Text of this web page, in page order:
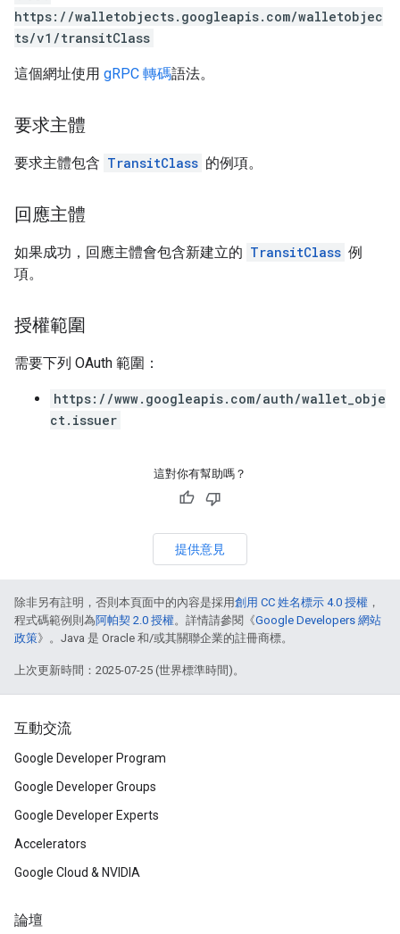
https://walletobjects.googleapis.com/walletobjec
ts/v1/transitClass
這個網址使用 gRPC 轉碼語法。
要求主體
要求主體包含 TransitClass 的例項。
回應主體
如果成功，回應主體會包含新建立的 TransitClass 例
項。
授權範圍
需要下列 OAuth 範圍：
https://www.googleapis.com/auth/wallet_obje
ct.issuer
這對你有幫助嗎？
提供意見
除非另有註明，否則本頁面中的內容是採用創用 CC 姓名標示 4.0 授權 ，
程式碼範例則為阿帕契 2.0 授權。詳情請參閱《Google Developers 網站
政策》。Java 是 Oracle 和/或其關聯企業的註冊商標。
上次更新時間：2025-07-25 (世界標準時間)。
互動交流
Google Developer Program
Google Developer Groups
Google Developer Experts
Accelerators
Google Cloud & NVIDIA
論壇